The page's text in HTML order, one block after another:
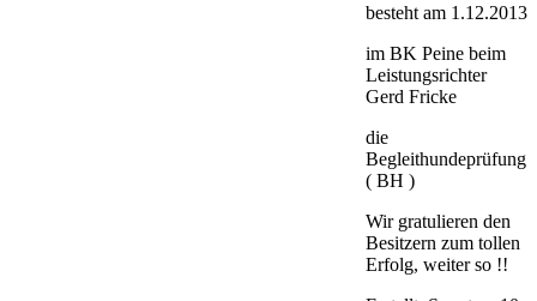
besteht am 1.12.2013
im BK Peine beim
Leistungsrichter
Gerd Fricke
die
Begleithundeprüfung
( BH )
Wir gratulieren den
Besitzern zum tollen
Erfolg, weiter so !!